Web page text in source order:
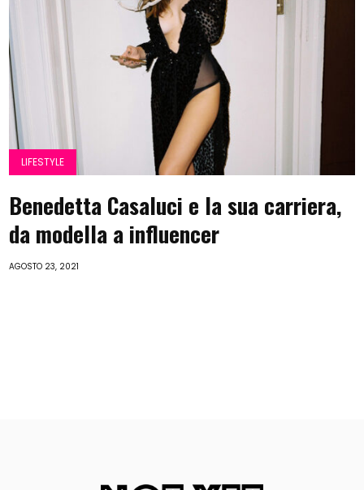
LIFESTYLE
Benedetta Casaluci e la sua carriera,
da modella a influencer
AGOSTO 23, 2021